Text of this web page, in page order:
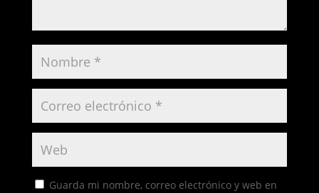
Guarda mi nombre, correo electrónico y web en